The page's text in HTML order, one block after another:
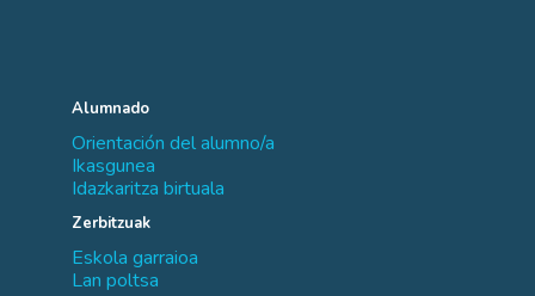
Alumnado
Orientación del alumno/a
Ikasgunea
Idazkaritza birtuala
Zerbitzuak
Eskola garraioa
Lan poltsa